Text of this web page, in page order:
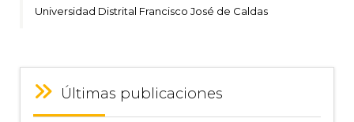
Universidad Distrital Francisco José de Caldas
Últimas publicaciones